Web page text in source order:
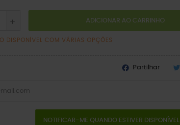
ADICIONAR AO CARRINHO
DISPONÍVEL COM VÁRIAS OPÇÕES
Partilhar
NOTIFICAR-ME QUANDO ESTIVER DISPONÍVEL